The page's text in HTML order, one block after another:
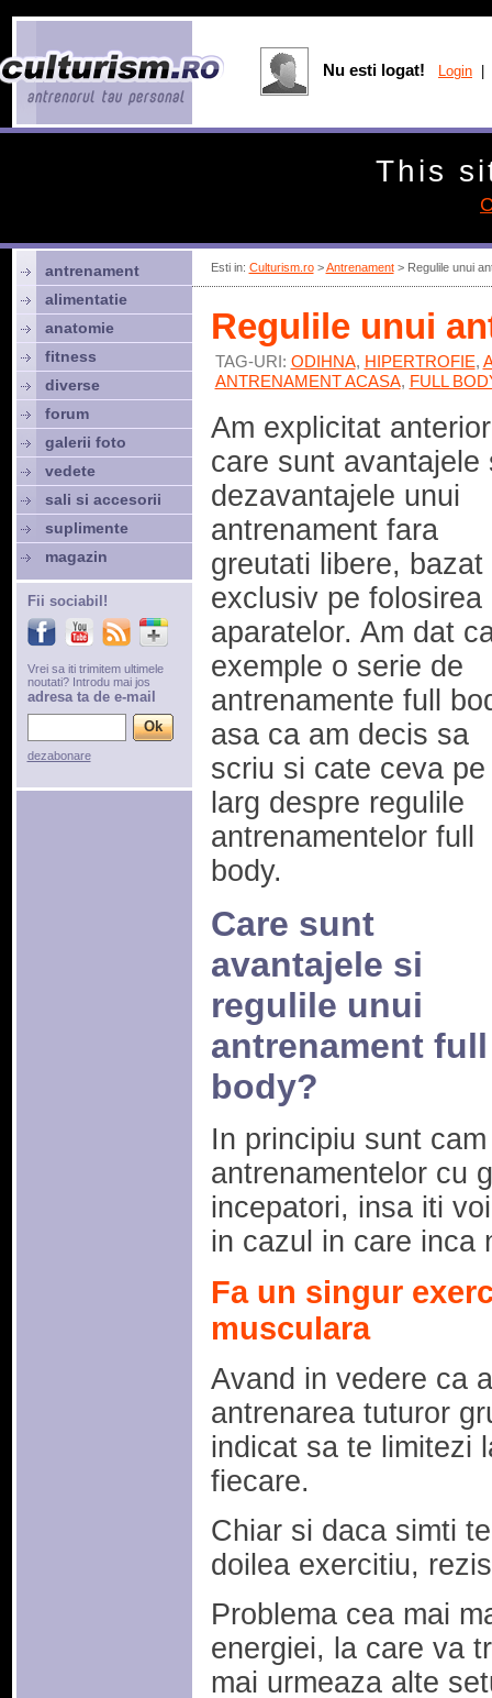
Esti in: Culturism.ro>Antrenament> Regulile unui
Regulile unui
TAG-URI: ODIHNA, HIPERTROFIE,
ANTRENAMENT ACASA, FULL
Am explicitat anterior
care sunt avantajele
dezavantajele unui
antrenament fara
greutati libere, bazat
exclusiv pe folosirea
aparatelor. Am dat
exemple o serie de
antrenamente full
asa ca am decis sa
scriu si cate ceva pe
larg despre regulile
antrenamentelor full
body.
Care sunt
avantajele si
regulile unui
antrenament full
body?
In principiu sunt
antrenamentelor cu
incepatori, insa iti
in cazul in care inca
Fa un singur
musculara
Avand in vedere ca
antrenarea tuturor
indicat sa te limitezi
fiecare.
Chiar si daca simti
doilea exercitiu,
Problema cea mai
energiei, la care va
mai urmeaza alte
antrenament
alimentatie
anatomie
fitness
diverse
forum
galerii foto
vedete
sali si accesorii
suplimente
magazin
Fii sociabil!
Vrei sa iti trimitem ultimele
noutati? Introdu mai jos
adresa ta de e-mail
dezabonare
Nu esti logat! Login
This